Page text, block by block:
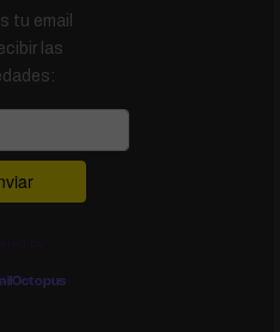
tu email
las